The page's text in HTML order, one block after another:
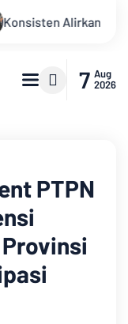
Darah ke-23
7 Aug
2026
PTPN